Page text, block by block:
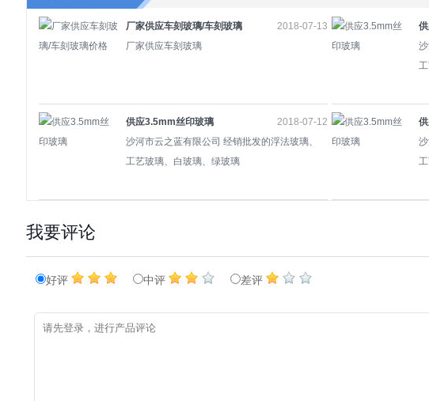
厂家供应车刻玻璃/车刻玻璃
价格
厂家供应车刻玻璃
2018-07-13
供应3.5mm丝印玻璃
沙河市云之蓝有限公司 经销批发的浮法玻璃、
工艺玻璃、白玻璃、绿玻璃
2018-07-12
我要评论
好评 中评 差评